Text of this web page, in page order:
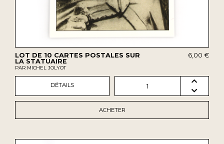
LOT DE 10 CARTES POSTALES SUR
LA STATUAIRE
PAR MICHEL JOLYOT
6,00 €
DÉTAILS 1
ACHETER